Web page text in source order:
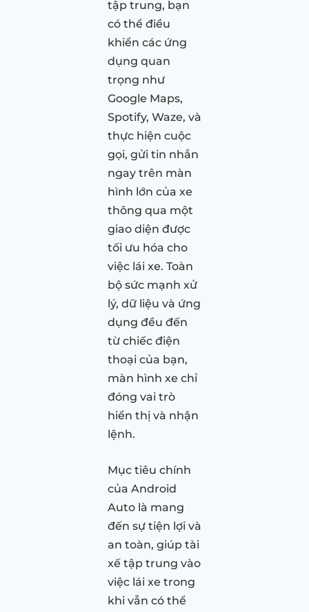
tập trung, bạn
có thể điều
khiển các ứng
dụng quan
trọng như
Google Maps,
Spotify, Waze, và
thực hiện cuộc
gọi, gửi tin nhắn
ngay trên màn
hình lớn của xe
thông qua một
giao diện được
tối ưu hóa cho
việc lái xe. Toàn
bộ sức mạnh xử
lý, dữ liệu và ứng
dụng đều đến
từ chiếc điện
thoại của bạn,
màn hình xe chỉ
đóng vai trò
hiển thị và nhận
lệnh.
Mục tiêu chính
của Android
Auto là mang
đến sự tiện lợi và
an toàn, giúp tài
xế tập trung vào
việc lái xe trong
khi vẫn có thể